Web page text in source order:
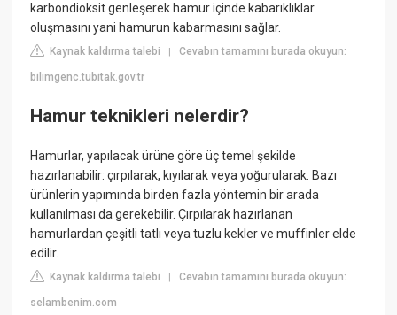
karbondioksit genleşerek hamur içinde kabarıklıklar
oluşmasını yani hamurun kabarmasını sağlar.
Kaynak kaldırma talebi |Cevabın tamamını burada okuyun:
bilimgenc.tubitak.gov.tr
Hamur teknikleri nelerdir?
Hamurlar, yapılacak ürüne göre üç temel şekilde
hazırlanabilir: çırpılarak, kıyılarak veya yoğurularak. Bazı
ürünlerin yapımında birden fazla yöntemin bir arada
kullanılması da gerekebilir. Çırpılarak hazırlanan
hamurlardan çeşitli tatlı veya tuzlu kekler ve muffinler elde
edilir.
Kaynak kaldırma talebi |Cevabın tamamını burada okuyun:
selambenim.com